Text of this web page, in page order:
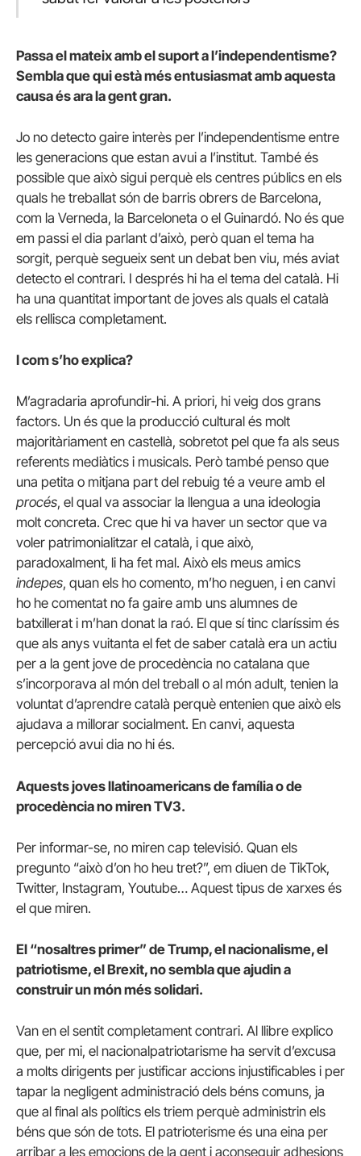
Passa el mateix amb el suport a l’independentisme?
Sembla que qui està més entusiasmat amb aquesta
causa és ara la gent gran.
Jo no detecto gaire interès per l’independentisme entre
les generacions que estan avui a l’institut. També és
possible que això sigui perquè els centres públics en els
quals he treballat són de barris obrers de Barcelona,
com la Verneda, la Barceloneta o el Guinardó. No és que
em passi el dia parlant d’això, però quan el tema ha
sorgit, perquè segueix sent un debat ben viu, més aviat
detecto el contrari. I després hi ha el tema del català. Hi
ha una quantitat important de joves als quals el català
els rellisca completament.
I com s’ho explica?
M’agradaria aprofundir-hi. A priori, hi veig dos grans
factors. Un és que la producció cultural és molt
majoritàriament en castellà, sobretot pel que fa als seus
referents mediàtics i musicals. Però també penso que
una petita o mitjana part del rebuig té a veure amb el
procés, el qual va associar la llengua a una ideologia
molt concreta. Crec que hi va haver un sector que va
voler patrimonialitzar el català, i que això,
paradoxalment, li ha fet mal. Això els meus amics
indepes, quan els ho comento, m’ho neguen, i en canvi
ho he comentat no fa gaire amb uns alumnes de
batxillerat i m’han donat la raó. El que sí tinc claríssim és
que als anys vuitanta el fet de saber català era un actiu
per a la gent jove de procedència no catalana que
s’incorporava al món del treball o al món adult, tenien la
voluntat d’aprendre català perquè entenien que això els
ajudava a millorar socialment. En canvi, aquesta
percepció avui dia no hi és.
Aquests joves llatinoamericans de família o de
procedència no miren TV3.
Per informar-se, no miren cap televisió. Quan els
pregunto “això d’on ho heu tret?”, em diuen de TikTok,
Twitter, Instagram, Youtube… Aquest tipus de xarxes és
el que miren.
El “nosaltres primer” de Trump, el nacionalisme, el
patriotisme, el Brexit, no sembla que ajudin a
construir un món més solidari.
Van en el sentit completament contrari. Al llibre explico
que, per mi, el nacionalpatriotarisme ha servit d’excusa
a molts dirigents per justificar accions injustificables i per
tapar la negligent administració dels béns comuns, ja
que al final als polítics els triem perquè administrin els
béns que són de tots. El patrioterisme és una eina per
arribar a les emocions de la gent i aconseguir adhesions